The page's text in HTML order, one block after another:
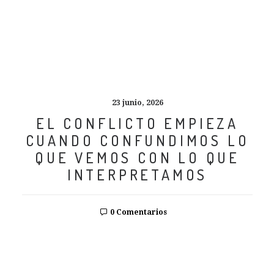
23 junio, 2026
EL CONFLICTO EMPIEZA
CUANDO CONFUNDIMOS LO
QUE VEMOS CON LO QUE
INTERPRETAMOS
0 Comentarios